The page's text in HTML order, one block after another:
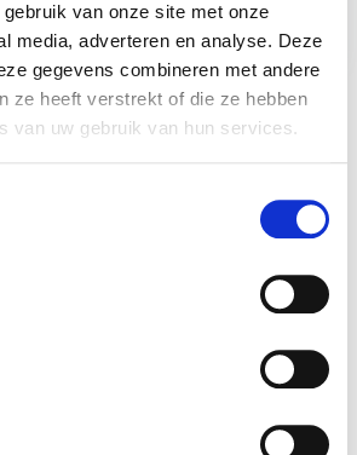
van onze site met onze
media, adverteren en analyse. Deze
gegevens combineren met andere
ze heeft verstrekt of die ze hebben
van uw gebruik van hun services.
ingrijpende beslissing. Zeker als er
en/of kinderen in het spel
een van jullie in het huis wonen? En
weten? Vul dan je gegevens in en